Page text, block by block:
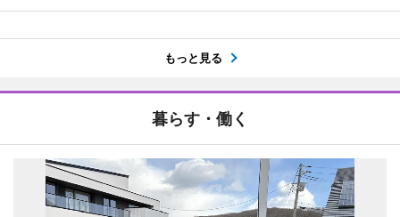
もっと見る
暮らす・働く